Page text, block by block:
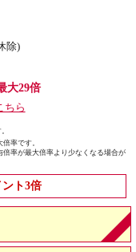
除)
大29倍
ちら
率です。
率が最大倍率より少なくなる場合が
ト3倍